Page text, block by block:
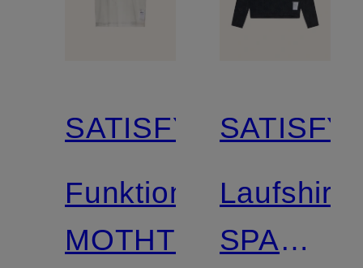
SATISFY
Funktionsshirt
MOTHTECH™
SATISFY
Laufshirt